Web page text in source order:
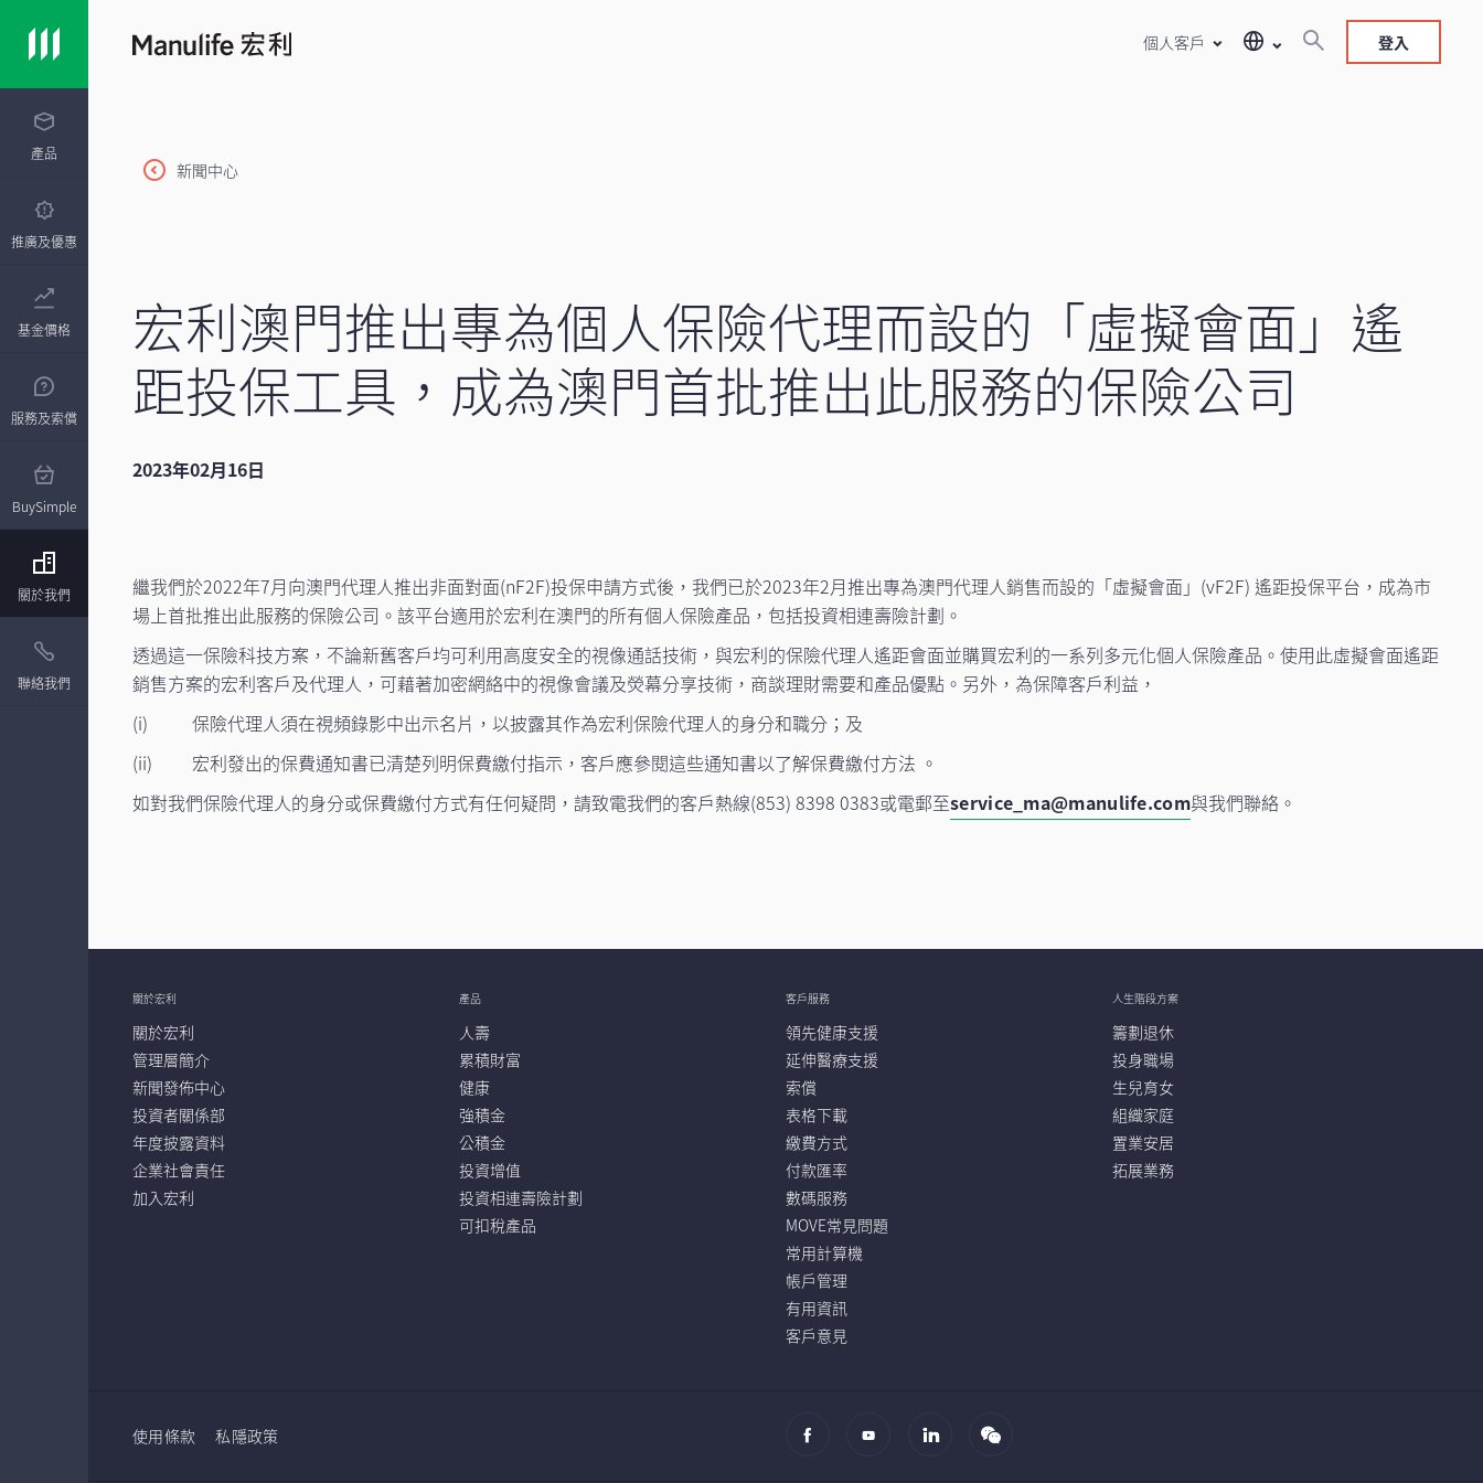
產品
推廣及優惠
基金價格
服務及索償
BuySimple
關於我們
聯絡我們
個人客戶 登入
新聞中心
宏利澳門推出專為個人保險代理而設的「虛擬會面」遙
距投保工具，成為澳門首批推出此服務的保險公司
2023年02月16日
繼我們於2022年7月向澳門代理人推出非面對面(nF2F)投保申請方式後，我們已於2023年2月推出專為澳門代理人銷售而設的「虛擬會面」(vF2F) 遙距投保平台，成為市
場上首批推出此服務的保險公司。該平台適用於宏利在澳門的所有個人保險產品，包括投資相連壽險計劃。
透過這一保險科技方案，不論新舊客戶均可利用高度安全的視像通話技術，與宏利的保險代理人遙距會面並購買宏利的一系列多元化個人保險產品。使用此虛擬會面遙距
銷售方案的宏利客戶及代理人，可藉著加密網絡中的視像會議及熒幕分享技術，商談理財需要和產品優點。另外，為保障客戶利益，
(i) 保險代理人須在視頻錄影中出示名片，以披露其作為宏利保險代理人的身分和職分；及
(ii) 宏利發出的保費通知書已清楚列明保費繳付指示，客戶應參閱這些通知書以了解保費繳付方法 。
如對我們保險代理人的身分或保費繳付方式有任何疑問，請致電我們的客戶熱線(853) 8398 0383或電郵至service_ma@manulife.com與我們聯絡。
關於宏利
關於宏利
管理層簡介
新聞發佈中心
投資者關係部
年度披露資料
企業社會責任
加入宏利
產品
人壽
累積財富
健康
強積金
公積金
投資增值
投資相連壽險計劃
可扣稅產品
客戶服務
領先健康支援
延伸醫療支援
索償
表格下載
繳費方式
付款匯率
數碼服務
MOVE常見問題
常用計算機
帳戶管理
有用資訊
客戶意見
人生階段方案
籌劃退休
投身職場
生兒育女
組織家庭
置業安居
拓展業務
使用條款 私隱政策